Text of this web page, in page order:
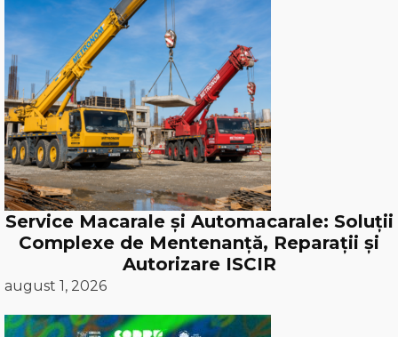
Service Macarale și Automacarale: Soluții
Complexe de Mentenanță, Reparații și
Autorizare ISCIR
august 1, 2026